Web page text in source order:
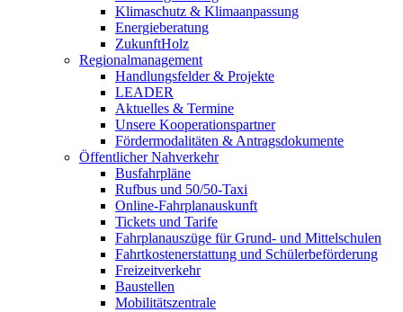
Klimaschutz & Klimaanpassung
Energieberatung
ZukunftHolz
Regionalmanagement
Handlungsfelder & Projekte
LEADER
Aktuelles & Termine
Unsere Kooperationspartner
Fördermodalitäten & Antragsdokumente
Öffentlicher Nahverkehr
Busfahrpläne
Rufbus und 50/50-Taxi
Online-Fahrplanauskunft
Tickets und Tarife
Fahrplanauszüge für Grund- und Mittelschulen
Fahrtkostenerstattung und Schülerbeförderung
Freizeitverkehr
Baustellen
Mobilitätszentrale